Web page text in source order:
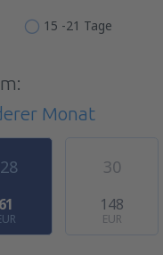
15 -21 Tage
Monat
28
61
30
148
EUR